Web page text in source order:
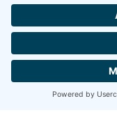
Service
Impressum